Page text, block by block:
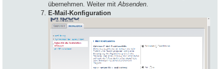
übernehmen. Weiter mitAbsenden.
E-Mail-Konfiguration